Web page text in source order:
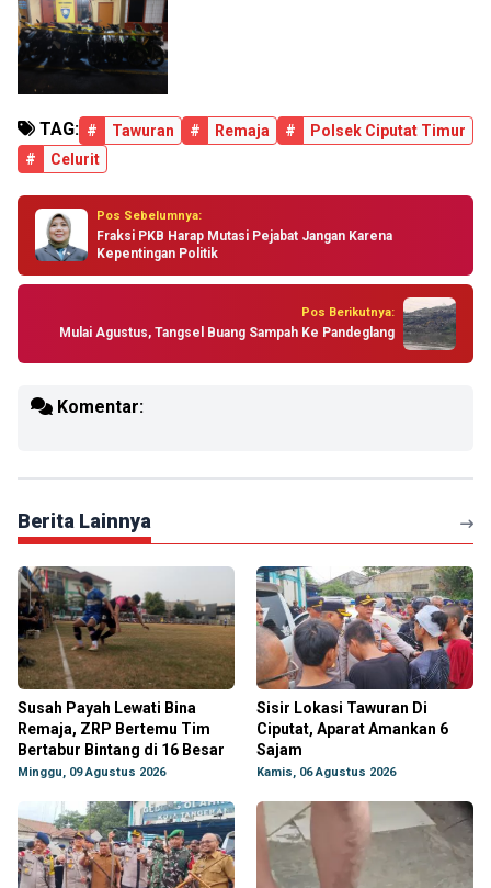
TAG: # Tawuran # Remaja #
Polsek Ciputat Timur
#
Celurit
Pos Sebelumnya:
Fraksi PKB Harap Mutasi Pejabat Jangan Karena
Kepentingan Politik
Pos Berikutnya:
Mulai Agustus, Tangsel Buang Sampah Ke Pandeglang
Komentar:
Berita Lainnya
Susah Payah Lewati Bina
Remaja, ZRP Bertemu Tim
Bertabur Bintang di 16 Besar
Minggu, 09 Agustus 2026
Sisir Lokasi Tawuran Di
Ciputat, Aparat Amankan 6
Sajam
Kamis, 06 Agustus 2026